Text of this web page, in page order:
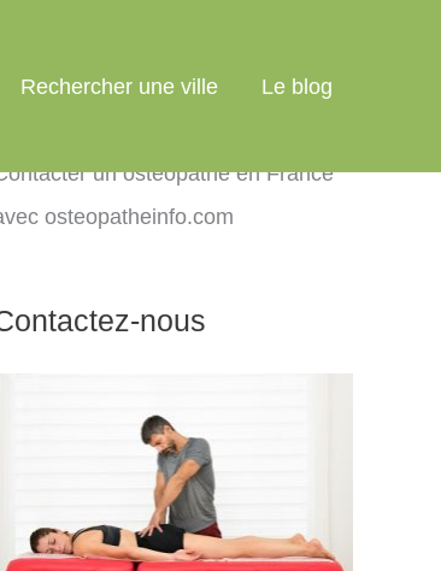
Rechercher une ville Le blog
un ostéopathe en France
osteopatheinfo.com
nous